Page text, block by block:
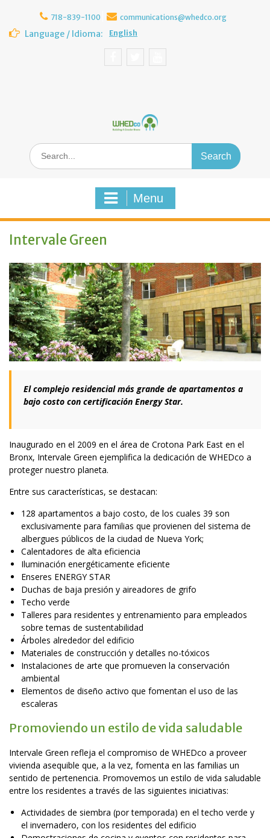
content
718-839-1100 communications@whedco.org
Language / Idioma: English
Search
for:
Menu
Intervale Green
El complejo residencial más grande de apartamentos a
bajo costo con certificación Energy Star.
Inaugurado en el 2009 en el área de Crotona Park East en el
Bronx, Intervale Green ejemplifica la dedicación de WHEDco a
proteger nuestro planeta.
Entre sus características, se destacan:
128 apartamentos a bajo costo, de los cuales 39 son
exclusivamente para familias que provienen del sistema de
albergues públicos de la ciudad de Nueva York;
Calentadores de alta eficiencia
Iluminación energéticamente eficiente
Enseres ENERGY STAR
Duchas de baja presión y aireadores de grifo
Techo verde
Talleres para residentes y entrenamiento para empleados
sobre temas de sustentabilidad
Árboles alrededor del edificio
Materiales de construcción y detalles no-tóxicos
Instalaciones de arte que promueven la conservación
ambiental
Elementos de diseño activo que fomentan el uso de las
escaleras
Promoviendo un estilo de vida saludable
Intervale Green refleja el compromiso de WHEDco a proveer
vivienda asequible que, a la vez, fomenta en las familias un
sentido de pertenencia. Promovemos un estilo de vida saludable
entre los residentes a través de las siguientes iniciativas:
Actividades de siembra (por temporada) en el techo verde y
el invernadero, con los residentes del edificio